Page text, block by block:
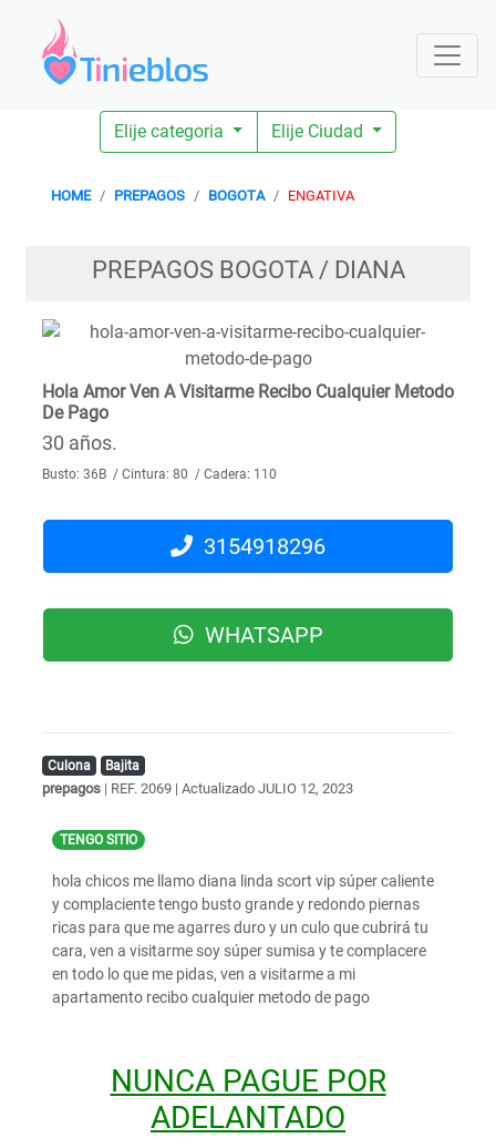
Elije categoria Elije Ciudad
HOME PREPAGOS BOGOTA ENGATIVA
PREPAGOS BOGOTA / DIANA
Hola Amor Ven A Visitarme Recibo Cualquier Metodo
De Pago
30 años.
Busto: 36B / Cintura: 80 / Cadera: 110
3154918296
WHATSAPP
Culona Bajita
prepagos | REF. 2069 | Actualizado JULIO 12, 2023
TENGO SITIO
hola chicos me llamo diana linda scort vip súper caliente
y complaciente tengo busto grande y redondo piernas
ricas para que me agarres duro y un culo que cubrirá tu
cara, ven a visitarme soy súper sumisa y te complacere
en todo lo que me pidas, ven a visitarme a mi
apartamento recibo cualquier metodo de pago
NUNCA PAGUE POR
ADELANTADO